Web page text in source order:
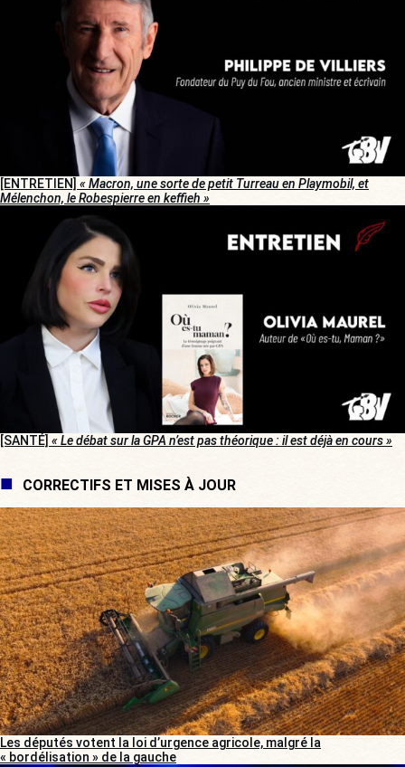
[ENTRETIEN] « Macron, une sorte de petit Turreau en Playmobil, et
Mélenchon, le Robespierre en keffieh »
[SANTÉ] « Le débat sur la GPA n’est pas théorique : il est déjà en cours »
CORRECTIFS ET MISES À JOUR
Les députés votent la loi d’urgence agricole, malgré la
« bordélisation » de la gauche